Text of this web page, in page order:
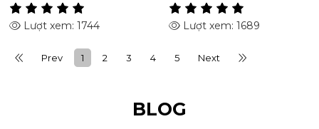
Lượt xem: 1744 Lượt xem: 1689
Prev 1 2 3 4 5 Next
BLOG